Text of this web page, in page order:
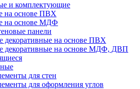
и комплектующие
на основе ПВХ
на основе МДФ
панели
декоративные на основе ПВХ
декоративные на основе МДФ, ДВП
для стен
для оформления углов